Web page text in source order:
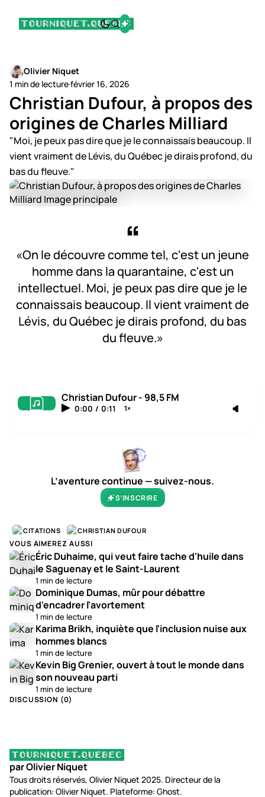
Olivier Niquet
1 min de lecture·février 16, 2026
Christian Dufour, à propos des
origines de Charles Milliard
"Moi, je peux pas dire que je le connaissais beaucoup. Il
vient vraiment de Lévis, du Québec je dirais profond, du
bas du fleuve."
«On le découvre comme tel, c'est un jeune
homme dans la quarantaine, c'est un
intellectuel. Moi, je peux pas dire que je le
connaissais beaucoup. Il vient vraiment de
Lévis, du Québec je dirais profond, du bas
du fleuve.»
Christian Dufour - 98,5 FM
0:00 / 0:11 1×
L’aventure continue — suivez-nous.
S’INSCRIRE
CITATIONS CHRISTIAN DUFOUR
VOUS AIMEREZ AUSSI
Éric Duhaime, qui veut faire tache d'huile dans
le Saguenay et le Saint-Laurent
1 min de lecture
Dominique Dumas, mûr pour débattre
d'encadrer l'avortement
1 min de lecture
Karima Brikh, inquiète que l'inclusion nuise aux
hommes blancs
1 min de lecture
Kevin Big Grenier, ouvert à tout le monde dans
son nouveau parti
1 min de lecture
DISCUSSION (0)
par Olivier Niquet
Tous droits réservés, Olivier Niquet 2025. Directeur de la
publication: Olivier Niquet. Plateforme: Ghost.